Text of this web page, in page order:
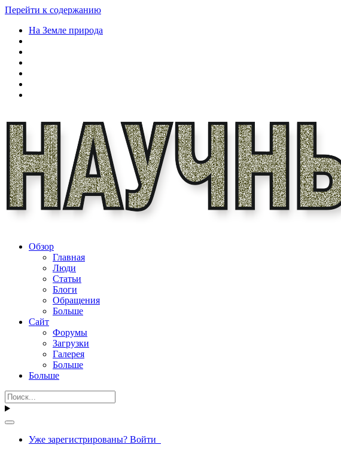
Перейти к содержанию
На Земле природа
Обзор
Главная
Люди
Статьи
Блоги
Обращения
Больше
Сайт
Форумы
Загрузки
Галерея
Больше
Больше
Уже зарегистрированы? Войти